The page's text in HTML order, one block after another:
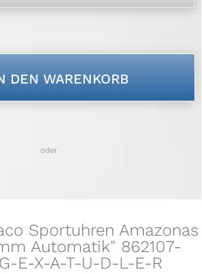
DEN WARENKORB
oder
Sportuhren Amazonas
Automatik" 862107-
E-X-A-T-U-D-L-E-R